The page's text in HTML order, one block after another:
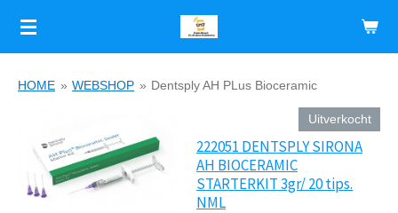
Ga
direct
naar
hoofdinhoud
HOME » WEBSHOP » Dentsply AH PLus Bioceramic
Uitverkocht
222051 DENTSPLY SIRONA
AH BIOCERAMIC
STARTERKIT 3gr/ 20 tips.
NML